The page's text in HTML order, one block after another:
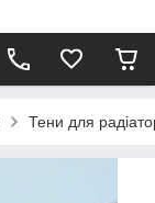
Тени для